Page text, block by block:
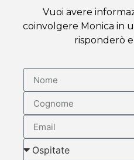
Vuoi avere
coinvolgere Monica in
risponderò